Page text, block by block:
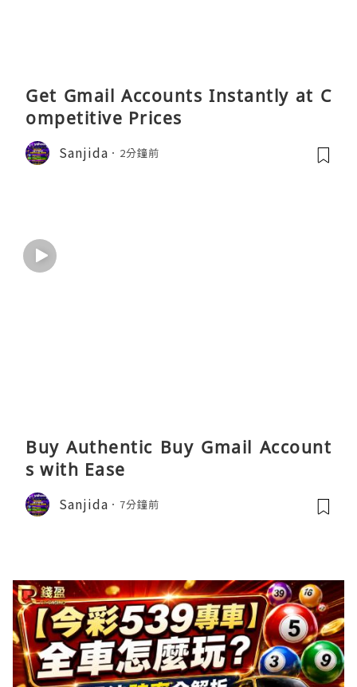
Get Gmail Accounts Instantly at C
ompetitive Prices
Sanjida 2分鐘前
Buy Authentic Buy Gmail Account
s with Ease
Sanjida 7分鐘前